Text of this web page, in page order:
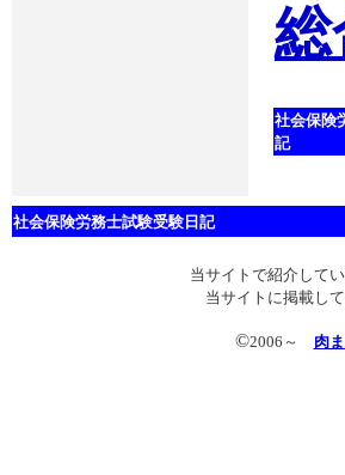
社会保険
記
社会保険労務士試験受験日記
当サイトで紹介して
当サイトに掲載し
©2006～ 肉